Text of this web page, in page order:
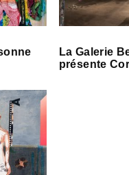
La Galerie
présente